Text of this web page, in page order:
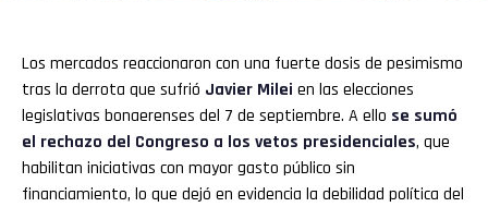
Los mercados reaccionaron con una fuerte dosis de pesimismo
tras la derrota que sufrió Javier Milei en las elecciones
legislativas bonaerenses del 7 de septiembre. A ello se sumó
el rechazo del Congreso a los vetos presidenciales, que
habilitan iniciativas con mayor gasto público sin
financiamiento, lo que dejó en evidencia la debilidad política del